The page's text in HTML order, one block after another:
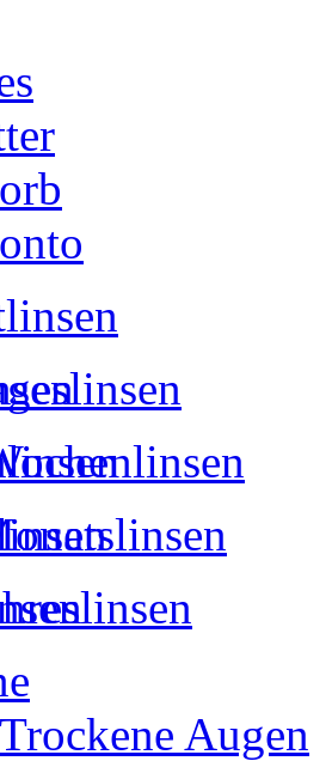
Trockene Augen